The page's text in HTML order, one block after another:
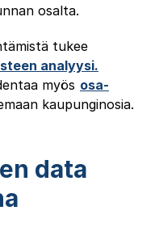
osalta.
tukee
analyysi.
myös osa-
kaupunginosia.
data